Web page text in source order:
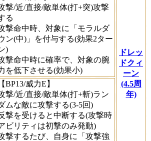
ドレッ
ドクィ
ーン
(4.5周
年)
撃/近/直接/敵単体(打+突)攻撃
る
撃命中時、対象に「モラルダ
ン(中)」を付与する(効果2ター
)
撃命中時に確率で、対象の腕
を低下させる(効果小)
【BP13/威力E】
撃/近/直接/敵単体(打+斬)ラン
ムな敵に攻撃する(3-5回)
撃を受けると中断する(攻撃時
ビリティは初撃のみ発動)
撃するたび、自身に「攻撃強